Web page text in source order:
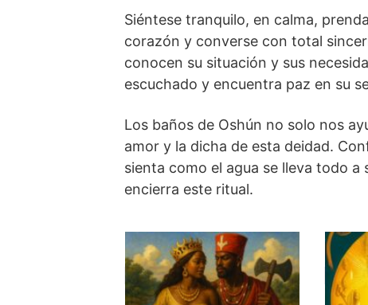
Siéntese tranquilo, en calma,
corazón y converse con total
conocen su situación y sus
escuchado y encuentra paz en su
Los baños de Oshún no solo nos
amor y la dicha de esta deidad.
sienta como el agua se lleva todo
encierra este ritual.